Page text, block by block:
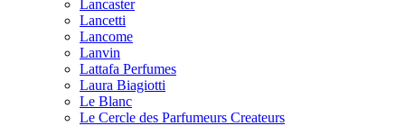
Lancaster
Lancetti
Lancome
Lanvin
Lattafa Perfumes
Laura Biagiotti
Le Blanc
Le Cercle des Parfumeurs Createurs